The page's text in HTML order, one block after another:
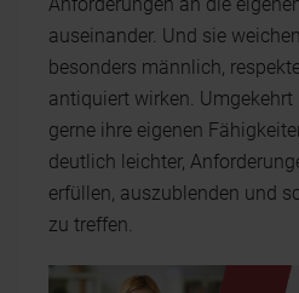
auseinander. Und sie
besonders männlich,
antiquiert wirken.
gerne ihre eigenen
deutlich leichter,
erfüllen, auszublenden und
zu treffen.